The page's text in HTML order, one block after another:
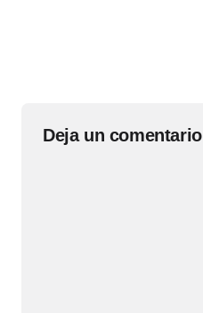
Deja un comentario